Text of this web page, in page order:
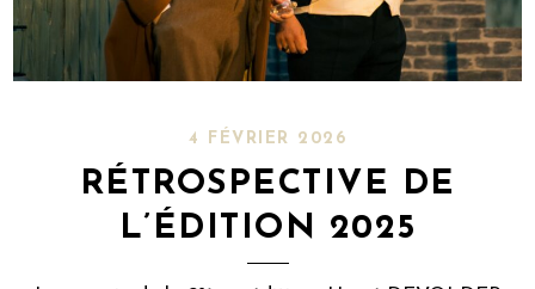
4 FÉVRIER 2026
RÉTROSPECTIVE DE
L’ÉDITION 2025